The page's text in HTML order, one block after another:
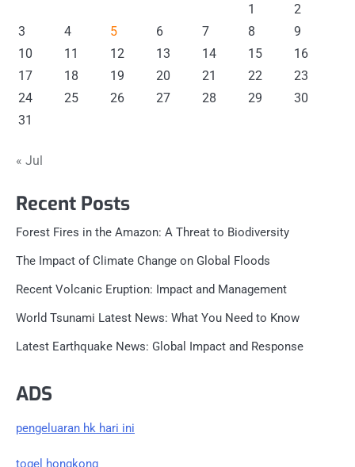
1
2
3
4 5 6 7 8
9
10
11 12 13 14 15
16
17
18 19 20 21 22
23
24
25 26 27 28 29
30
31
« Jul
Recent Posts
Forest Fires in the Amazon: A Threat to Biodiversity
The Impact of Climate Change on Global Floods
Recent Volcanic Eruption: Impact and Management
World Tsunami Latest News: What You Need to Know
Latest Earthquake News: Global Impact and Response
ADS
pengeluaran hk hari ini
togel hongkong